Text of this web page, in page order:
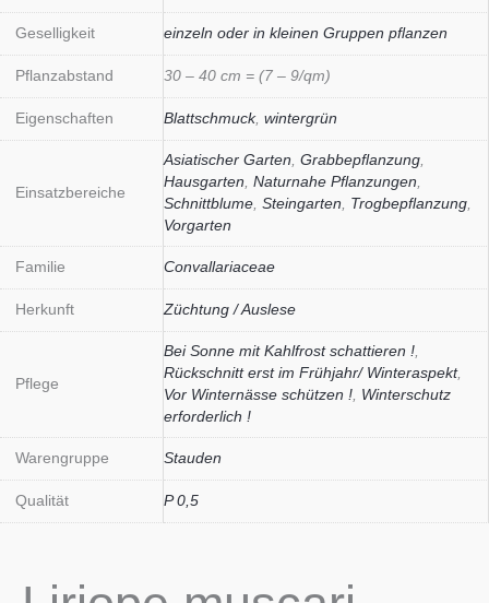
Geselligkeit einzeln oder in kleinen Gruppen pflanzen
Pflanzabstand 30 – 40 cm = (7 – 9/qm)
Eigenschaften Blattschmuck, wintergrün
Einsatzbereiche
Asiatischer Garten Grabbepflanzung
Hausgarten Naturnahe Pflanzungen
Schnittblume Steingarten Trogbepflanzung
Vorgarten
Familie Convallariaceae
Herkunft Züchtung / Auslese
Pflege
Bei Sonne mit Kahlfrost schattieren !
Rückschnitt erst im Frühjahr/ Winteraspekt,
Vor Winternässe schützen ! Winterschutz
erforderlich !
Warengruppe Stauden
Qualität P 0,5